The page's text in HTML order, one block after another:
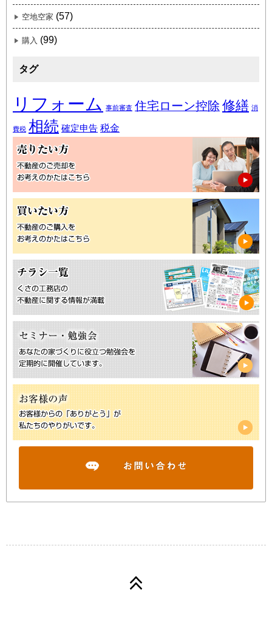
空地空家 (57)
購入 (99)
タグ
リフォーム 事前審査 住宅ローン控除 修繕 消
費税 相続 確定申告 税金